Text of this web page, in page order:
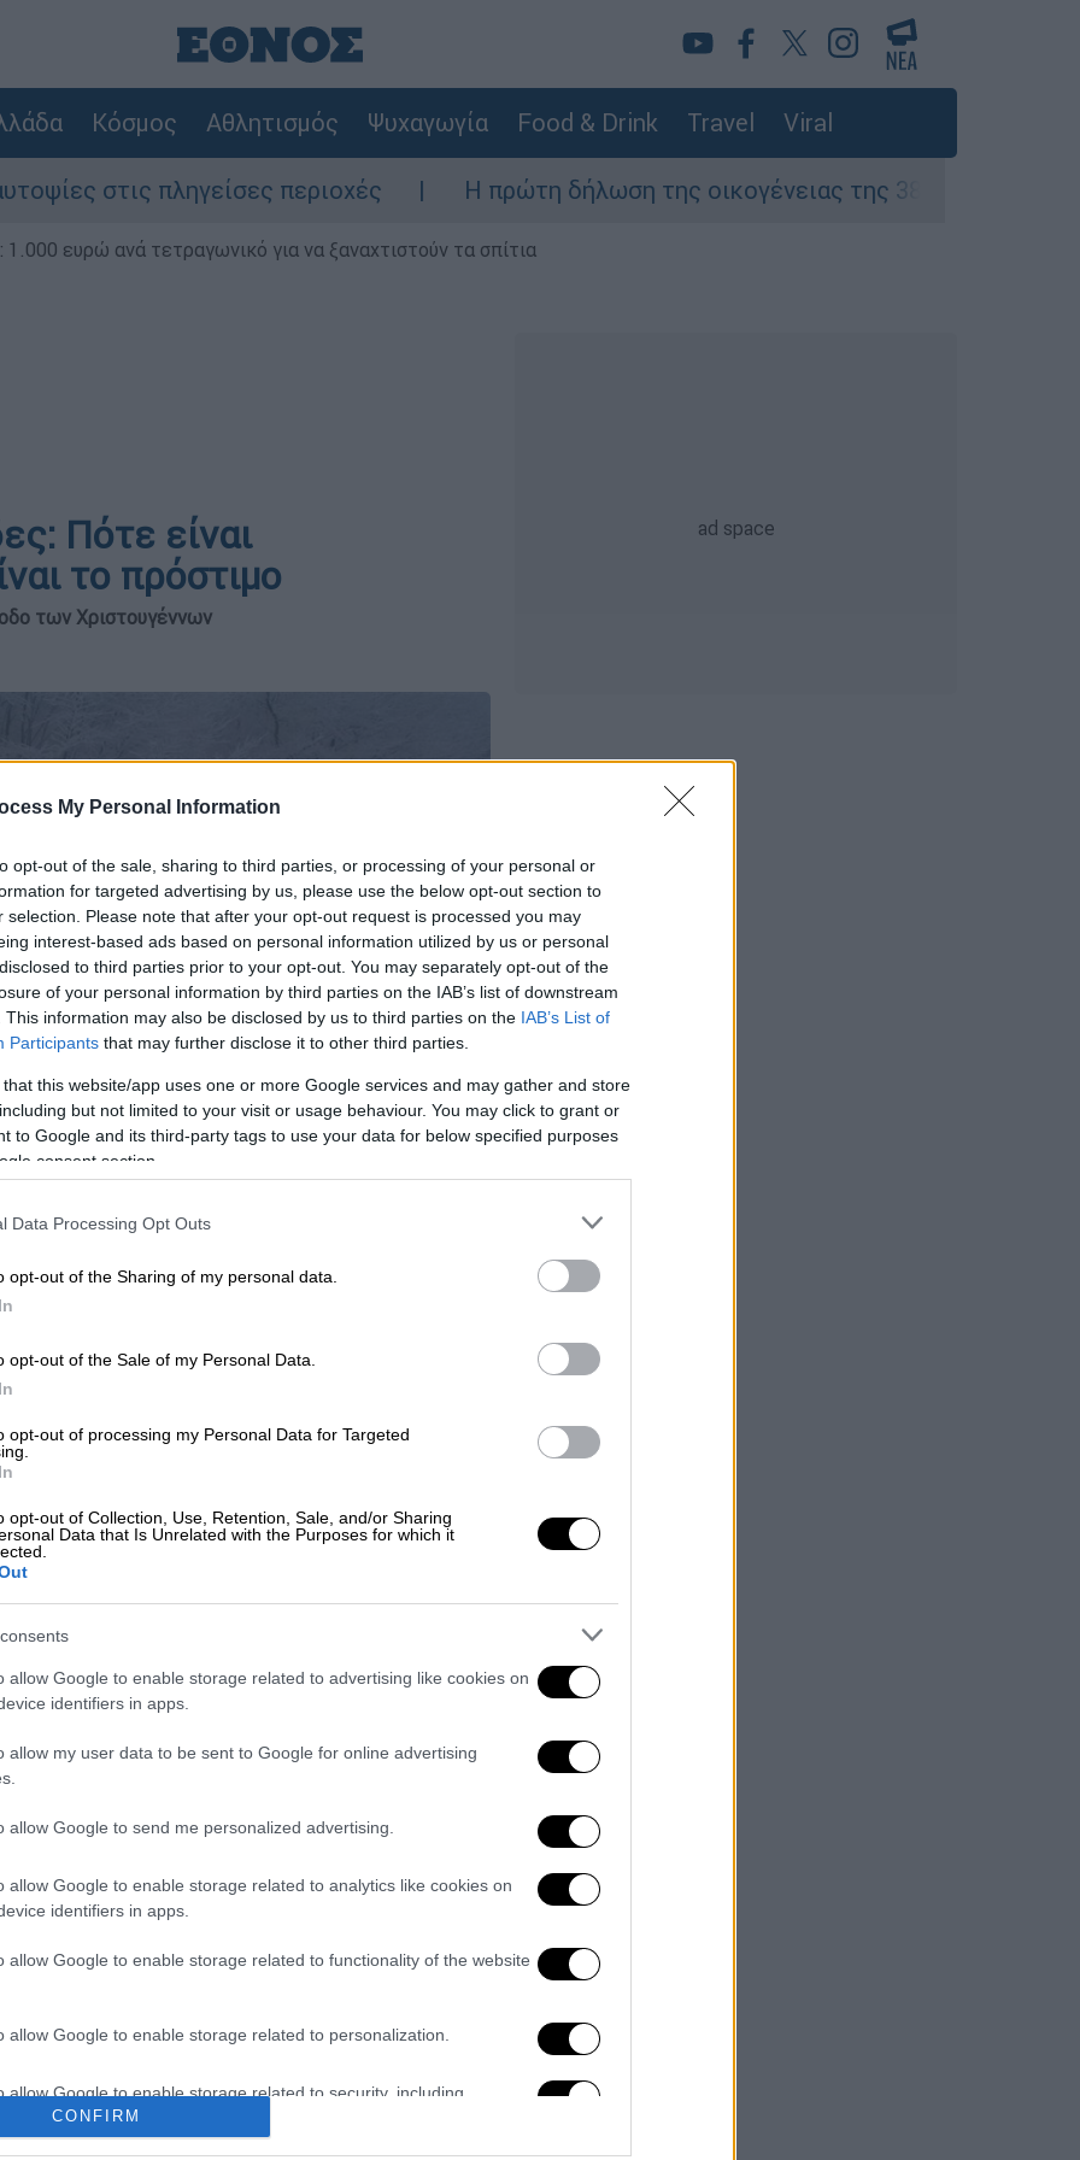
My Personal Information
opt-out of the sale, sharing to third parties, or processing of your personal or
for targeted advertising by us, please use the below opt-out section to
selection. Please note that after your opt-out request is processed you may
interest-based ads based on personal information utilized by us or personal
to third parties prior to your opt-out. You may separately opt-out of the
of your personal information by third parties on the IAB’s list of downstream
This information may also be disclosed by us to third parties on the IAB’s List of
Participants that may further disclose it to other third parties.
that this website/app uses one or more Google services and may gather and store
but not limited to your visit or usage behaviour. You may click to grant or
to Google and its third-party tags to use your data for below specified purposes
consent section.
Data Processing Opt Outs
opt-out of the Sharing of my personal data.
opt-out of the Sale of my Personal Data.
opt-out of processing my Personal Data for Targeted
opt-out of Collection, Use, Retention, Sale, and/or Sharing
Data that Is Unrelated with the Purposes for which it
allow Google to enable storage related to advertising like cookies on
identifiers in apps.
allow my user data to be sent to Google for online advertising
allow Google to send me personalized advertising.
allow Google to enable storage related to analytics like cookies on
identifiers in apps.
allow Google to enable storage related to functionality of the website
allow Google to enable storage related to personalization.
allow Google to enable storage related to security, including
functionality and fraud prevention, and other user protection.
CONFIRM
Κόσμος Αθλητισμός Ψυχαγωγία Food & Drink Travel Viral
στις πληγείσες περιοχές Η πρώτη δήλωση της οικογένειας της 38χρονης
ευρώ ανά τετραγωνικό για να ξαναχτιστούν τα σπίτια
Πότε είναι
το πρόστιμο
των Χριστουγέννων
το ΕΘΝΟΣ στη Google
οδηγών να εγκλωβίζονται στους
υποχρεωτικό να φέρουν
όλοι οι οδηγοί
Οκτώβριο
δρόμους.
αστυνομικό που χαιρέτισε
Δ5α/73567/Β/ ΦΕΚ 1144/14-03-2022)
αλυσίδες με σκοπό «τη
ασφαλείας των οχημάτων σε
Διευθύνσεις Τροχαίας, Γενική
με το άρθρο 52 του Κώδικά Οδικής
καιρικές συνθήκες
τον εφοδιασμό των οχημάτων που
μέσα.